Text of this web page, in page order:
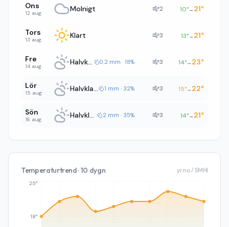
Ons
12 aug. Molnigt 2 10°→ 21°
Tors
13 aug. Klart 3 13°→ 21°
Fre
14 aug. Halvklart 0.2 mm · 18% 3 14°→ 23°
Lör
15 aug. Halvklart 1 mm · 32% 3 15°→ 22°
Sön
16 aug. Halvklart 2 mm · 35% 3 14°→ 21°
Temperaturtrend · 10 dygn yr.no / SMHI
18°
25°